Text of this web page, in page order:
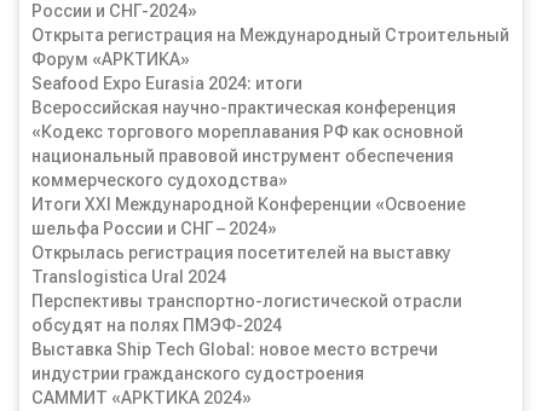
России и СНГ-2024»
Открыта регистрация на Международный Строительный
Форум «АРКТИКА»
Seafood Expo Eurasia 2024: итоги
Всероссийская научно-практическая конференция
«Кодекс торгового мореплавания РФ как основной
национальный правовой инструмент обеспечения
коммерческого судоходства»
Итоги XXI Международной Конференции «Освоение
шельфа России и СНГ – 2024»
Открылась регистрация посетителей на выставку
Translogistica Ural 2024
Перспективы транспортно-логистической отрасли
обсудят на полях ПМЭФ-2024
Выставка Ship Tech Global: новое место встречи
индустрии гражданского судостроения
САММИТ «АРКТИКА 2024»